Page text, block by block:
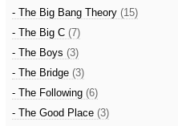
- The Big Bang Theory (15)
- The Big C (7)
- The Boys (3)
- The Bridge (3)
- The Following (6)
- The Good Place (3)